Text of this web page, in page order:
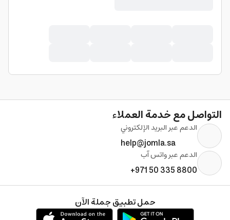
التواصل مع خدمة العملاء
الدعم عبر البريد الإلكتروني
help@jomla.sa
الدعم عبر واتس آب
+971 50 335 8800
حمل تطبيق جملة الآن